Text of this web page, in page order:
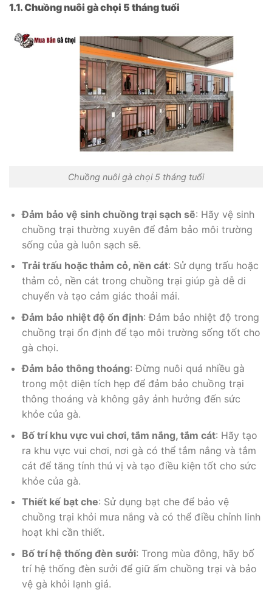
1.1. Chuồng nuôi gà chọi 5 tháng tuổi
Chuồng nuôi gà chọi 5 tháng tuổi
Đảm bảo vệ sinh chuồng trại sạch sẽ: Hãy vệ sinh
chuồng trại thường xuyên để đảm bảo môi trường
sống của gà luôn sạch sẽ.
Trải trấu hoặc thảm cỏ, nền cát: Sử dụng trấu hoặc
thảm cỏ, nền cát trong chuồng trại giúp gà dễ di
chuyển và tạo cảm giác thoải mái.
Đảm bảo nhiệt độ ổn định: Đảm bảo nhiệt độ trong
chuồng trại ổn định để tạo môi trường sống tốt cho
gà chọi.
Đảm bảo thông thoáng: Đừng nuôi quá nhiều gà
trong một diện tích hẹp để đảm bảo chuồng trại
thông thoáng và không gây ảnh hưởng đến sức
khỏe của gà.
Bố trí khu vực vui chơi, tắm nắng, tắm cát: Hãy tạo
ra khu vực vui chơi, nơi gà có thể tắm nắng và tắm
cát để tăng tính thú vị và tạo điều kiện tốt cho sức
khỏe của gà.
Thiết kế bạt che: Sử dụng bạt che để bảo vệ
chuồng trại khỏi mưa nắng và có thể điều chỉnh linh
hoạt khi cần thiết.
Bố trí hệ thống đèn sưởi: Trong mùa đông, hãy bố
trí hệ thống đèn sưởi để giữ ấm chuồng trại và bảo
vệ gà khỏi lạnh giá.